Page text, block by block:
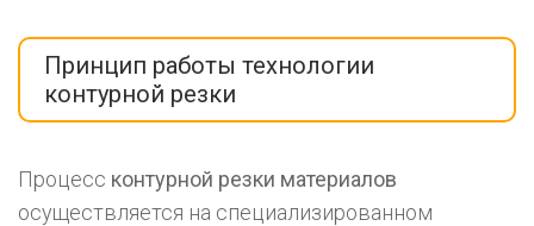
Принцип работы технологии
контурной резки
Процесс контурной резки материалов
осуществляется на специализированном